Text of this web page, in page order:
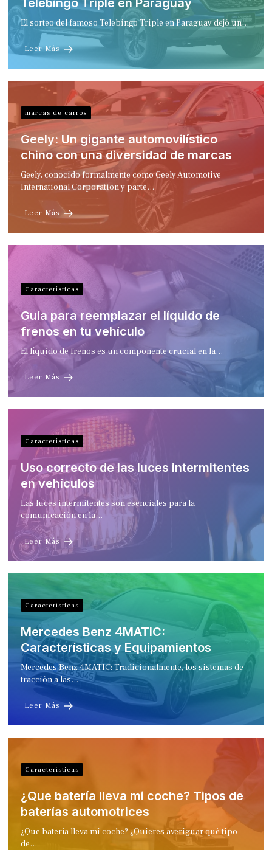
Telebingo Triple en Paraguay
El sorteo del famoso Telebingo Triple en Paraguay dejó un…
Leer Más
marcas de carros
Geely: Un gigante automovilístico
chino con una diversidad de marcas
Geely, conocido formalmente como Geely Automotive
International Corporation y parte…
Leer Más
Características
Guía para reemplazar el líquido de
frenos en tu vehículo
El líquido de frenos es un componente crucial en la…
Leer Más
Características
Uso correcto de las luces intermitentes
en vehículos
Las luces intermitentes son esenciales para la
comunicación en la…
Leer Más
Características
Mercedes Benz 4MATIC:
Características y Equipamientos
Mercedes Benz 4MATIC: Tradicionalmente, los sistemas de
tracción a las…
Leer Más
Características
¿Que batería lleva mi coche? Tipos de
baterías automotrices
¿Que batería lleva mi coche? ¿Quieres averiguar qué tipo
de…